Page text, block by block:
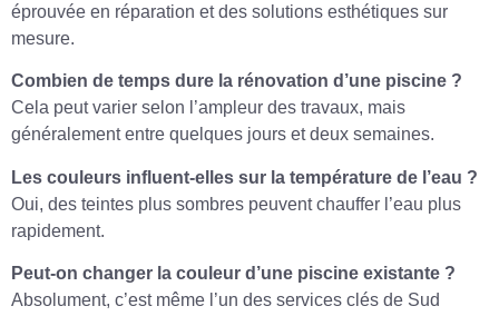
éprouvée en réparation et des solutions esthétiques sur
mesure.
Combien de temps dure la rénovation d’une piscine ?
Cela peut varier selon l’ampleur des travaux, mais
généralement entre quelques jours et deux semaines.
Les couleurs influent-elles sur la température de l’eau ?
Oui, des teintes plus sombres peuvent chauffer l’eau plus
rapidement.
Peut-on changer la couleur d’une piscine existante ?
Absolument, c’est même l’un des services clés de Sud